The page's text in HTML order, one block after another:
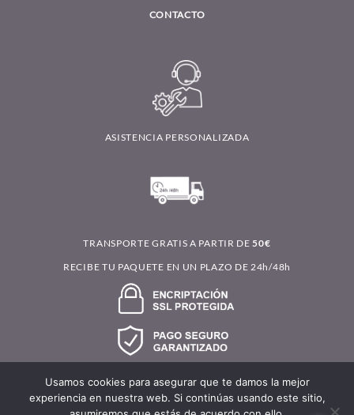
CONTACTO
ASISTENCIA PERSONALIZADA
TRANSPORTE GRATIS A PARTIR DE50€
RECIBE TU PAQUETE EN UN PLAZO DE 24h/48h
Usamos cookies para asegurar que te damos la mejor
experiencia en nuestra web. Si continúas usando este sitio,